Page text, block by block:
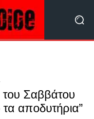
Σαββάτου
αποδυτήρια”